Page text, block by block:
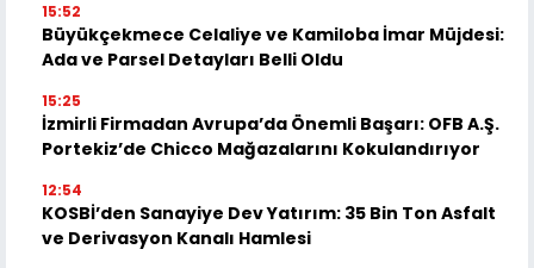
15:52
Büyükçekmece Celaliye ve Kamiloba İmar Müjdesi:
Ada ve Parsel Detayları Belli Oldu
15:25
İzmirli Firmadan Avrupa’da Önemli Başarı: OFB A.Ş.
Portekiz’de Chicco Mağazalarını Kokulandırıyor
12:54
KOSBİ’den Sanayiye Dev Yatırım: 35 Bin Ton Asfalt
ve Derivasyon Kanalı Hamlesi